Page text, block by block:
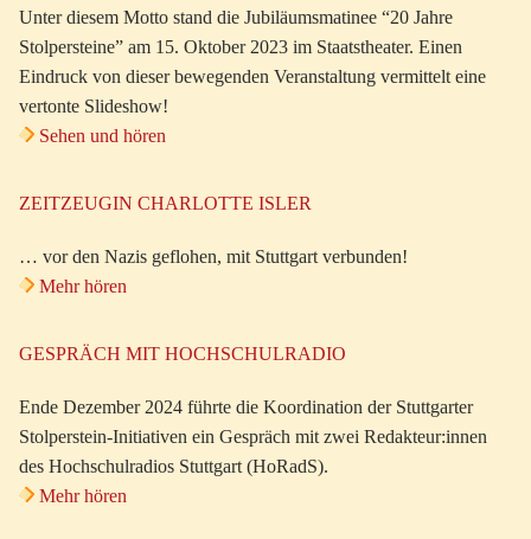
Unter diesem Motto stand die Jubiläumsmatinee “20 Jahre
Stolpersteine” am 15. Oktober 2023 im Staatstheater. Einen
Eindruck von dieser bewegenden Veranstaltung vermittelt eine
vertonte Slideshow!
Sehen und hören
ZEITZEUGIN CHARLOTTE ISLER
… vor den Nazis geflohen, mit Stuttgart verbunden!
Mehr hören
GESPRÄCH MIT HOCHSCHULRADIO
Ende Dezember 2024 führte die Koordination der Stuttgarter
Stolperstein-Initiativen ein Gespräch mit zwei Redakteur:innen
des Hochschulradios Stuttgart (HoRadS).
Mehr hören